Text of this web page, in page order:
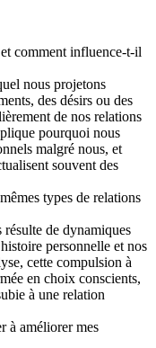
comment influence-t-il
nous projetons
des désirs ou des
de nos relations
pourquoi nous
malgré nous, et
souvent des
types de relations
de dynamiques
personnelle et nos
cette compulsion à
en choix conscients,
à une relation
à améliorer mes